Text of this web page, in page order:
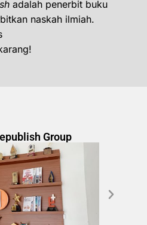
adalah penerbit buku
naskah ilmiah.
Group